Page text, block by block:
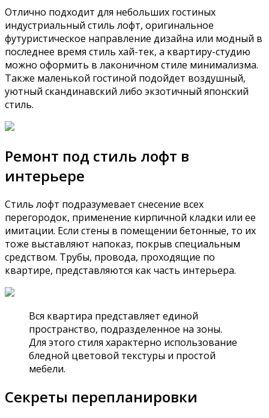
Отлично подходит для небольших гостиных
индустриальный стиль лофт, оригинальное
футуристическое направление дизайна или модный в
последнее время стиль хай-тек, а квартиру-студию
можно оформить в лаконичном стиле минимализма.
Также маленькой гостиной подойдет воздушный,
уютный скандинавский либо экзотичный японский
стиль.
Ремонт под стиль лофт в
интерьере
Стиль лофт подразумевает снесение всех
перегородок, применение кирпичной кладки или ее
имитации. Если стены в помещении бетонные, то их
тоже выставляют напоказ, покрыв специальным
средством. Трубы, провода, проходящие по
квартире, представляются как часть интерьера.
Вся квартира представляет единой
пространство, подразделенное на зоны.
Для этого стиля характерно использование
бледной цветовой текстуры и простой
мебели.
Секреты перепланировки